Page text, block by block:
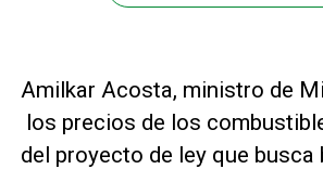
Amilkar Acosta, ministro de
los precios de los
del proyecto de ley que